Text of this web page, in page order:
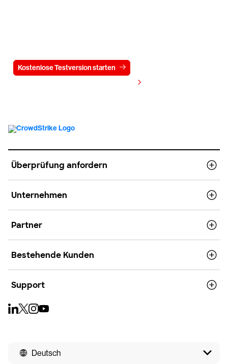
Kostenlose Testversion starten
Überprüfung anfordern
Unternehmen
Partner
Bestehende Kunden
Support
Deutsch